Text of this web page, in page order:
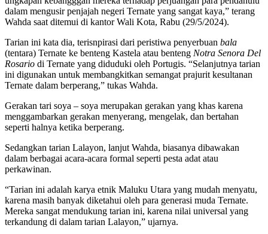
dalam mengusir penjajah negeri Ternate yang sangat kaya,” terang
Wahda saat ditemui di kantor Wali Kota, Rabu (29/5/2024).
Tarian ini kata dia, terisnpirasi dari peristiwa penyerbuan bala
(tentara) Ternate ke benteng Kastela atau benteng Notra Senora Del
Rosario di Ternate yang diduduki oleh Portugis. “Selanjutnya tarian
ini digunakan untuk membangkitkan semangat prajurit kesultanan
Ternate dalam berperang,” tukas Wahda.
Gerakan tari soya – soya merupakan gerakan yang khas karena
menggambarkan gerakan menyerang, mengelak, dan bertahan
seperti halnya ketika berperang.
Sedangkan tarian Lalayon, lanjut Wahda, biasanya dibawakan
dalam berbagai acara-acara formal seperti pesta adat atau
perkawinan.
“Tarian ini adalah karya etnik Maluku Utara yang mudah menyatu,
karena masih banyak diketahui oleh para generasi muda Ternate.
Mereka sangat mendukung tarian ini, karena nilai universal yang
terkandung di dalam tarian Lalayon,” ujarnya.